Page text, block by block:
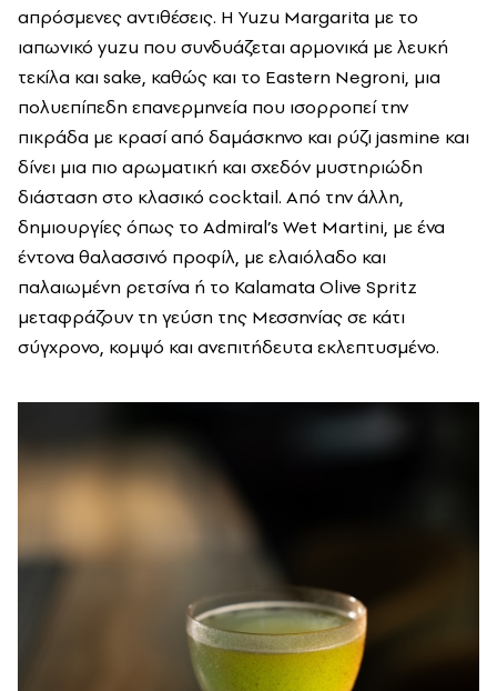
απρόσμενες αντιθέσεις. Η Yuzu Margarita με το
ιαπωνικό yuzu που συνδυάζεται αρμονικά με λευκή
τεκίλα και sake, καθώς και το Eastern Negroni, μια
πολυεπίπεδη επανερμηνεία που ισορροπεί την
πικράδα με κρασί από δαμάσκηνο και ρύζι jasmine και
δίνει μια πιο αρωματική και σχεδόν μυστηριώδη
διάσταση στο κλασικό cocktail. Από την άλλη,
δημιουργίες όπως το Admiral’s Wet Martini, με ένα
έντονα θαλασσινό προφίλ, με ελαιόλαδο και
παλαιωμένη ρετσίνα ή το Kalamata Olive Spritz
μεταφράζουν τη γεύση της Μεσσηνίας σε κάτι
σύγχρονο, κομψό και ανεπιτήδευτα εκλεπτυσμένο.